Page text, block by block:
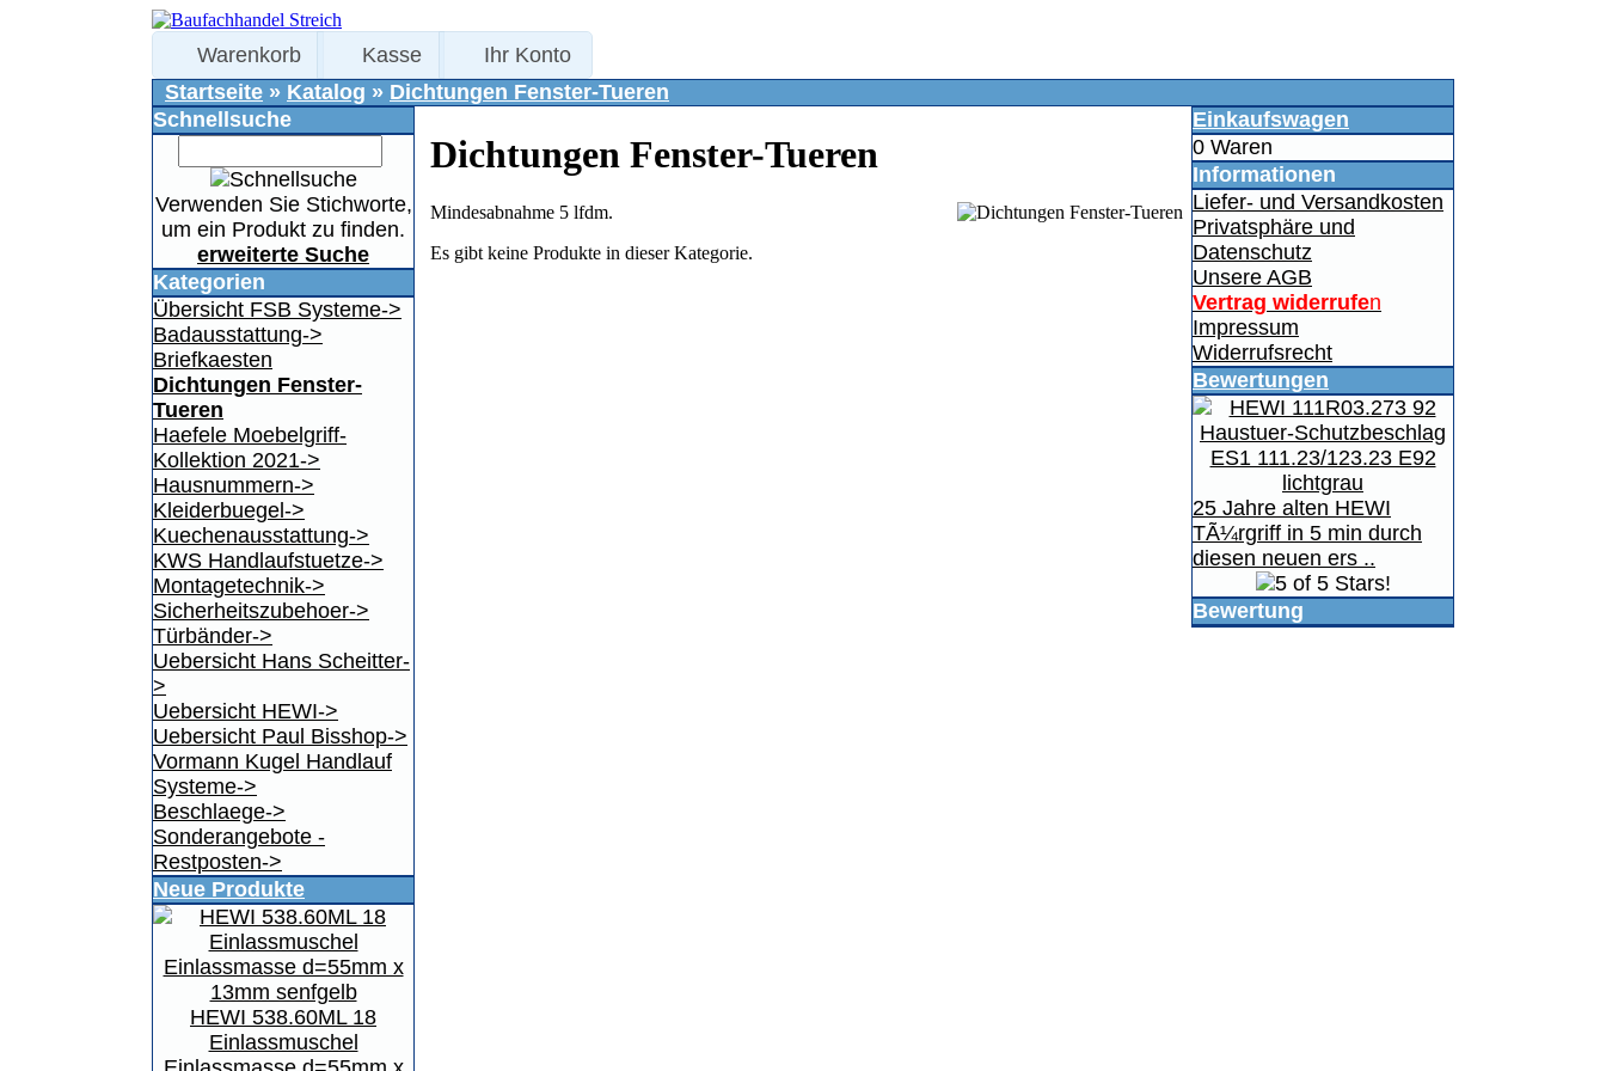
Warenkorb Kasse
Ihr Konto
Startseite » Katalog » Dichtungen Fenster-Tueren
Dichtungen Fenster-Tueren
Mindesabnahme 5 lfdm.
Es gibt keine Produkte in dieser Kategorie.
Schnellsuche
Verwenden Sie Stichworte,
um ein Produkt zu finden.
erweiterte Suche
Kategorien
Übersicht FSB Systeme->
Badausstattung->
Briefkaesten
Dichtungen Fenster-
Tueren
Haefele Moebelgriff-
Kollektion 2021->
Hausnummern->
Kleiderbuegel->
Kuechenausstattung->
KWS Handlaufstuetze->
Montagetechnik->
Sicherheitszubehoer->
Türbänder->
Uebersicht Hans Scheitter-
>
Uebersicht HEWI->
Uebersicht Paul Bisshop->
Vormann Kugel Handlauf
Systeme->
Beschlaege->
Sonderangebote -
Restposten->
Neue Produkte
HEWI 538.60ML 18
Einlassmuschel
Einkaufswagen
0 Waren
Informationen
Liefer- und Versandkosten
Privatsphäre und
Datenschutz
Unsere AGB
Vertrag widerrufen
Impressum
Widerrufsrecht
Bewertungen
25 Jahre alten HEWI
TÃ¼rgriff in 5 min durch
diesen neuen ers ..
Bewertung